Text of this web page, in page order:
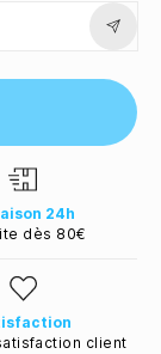
24h
dès 80€
client